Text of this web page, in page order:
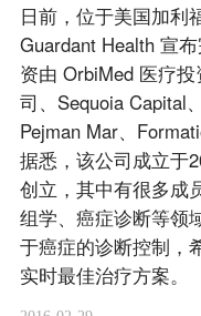
日前，位于美国加利
Guardant Health 宣
资由 OrbiMed 医疗
司、Sequoia Capital
Pejman Mar、
据悉，该公司成立于
创立，其中有很多成
组学、癌症诊断等领
于癌症的诊断控制，
实时最佳治疗方案。